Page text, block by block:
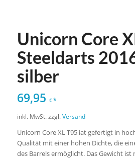
Unicorn Core
Steeldarts
silber
69,95 €*
inkl. MwSt. zzgl.Versand
Unicorn Core XL T95 iat gefertigt in
Qualität mit einer hohen Dichte, die
des Barrels ermöglicht. Das Gewicht